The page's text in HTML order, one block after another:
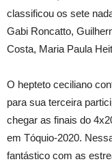
classificou os sete
Gabi Roncatto,
Costa, Maria Paula
O hepteto ceciliano
para sua terceira
chegar as finais do
em Tóquio-2020.
fantástico com as